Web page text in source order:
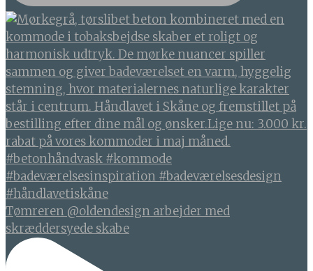
Tømreren @oldendesign arbejder med
skræddersyede skabe